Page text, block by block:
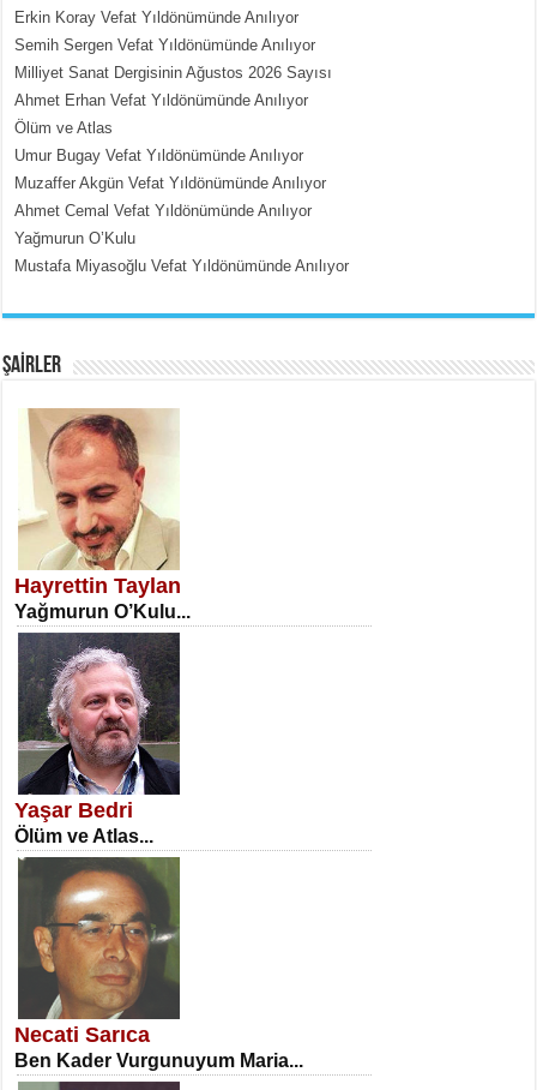
MEHMET ÇOBAN
İçerdeki Put Dışardaki Maskeler...
SATILMIŞ ÜMİT ÇETİNKAYA
Erkenlik...
NECLA DİLEK ARSLAN
Öğretmenler Günü Mahkemesi...
İSA KARATEPE
Ekranlar Arasında Kaybolan İnsan...
Erkin Koray Vefat Yıldönümünde Anılıyor
Semih Sergen Vefat Yıldönümünde Anılıyor
Milliyet Sanat Dergisinin Ağustos 2026 Sayısı
Ahmet Erhan Vefat Yıldönümünde Anılıyor
Ölüm ve Atlas
Umur Bugay Vefat Yıldönümünde Anılıyor
Muzaffer Akgün Vefat Yıldönümünde Anılıyor
Ahmet Cemal Vefat Yıldönümünde Anılıyor
Yağmurun O’Kulu
Mustafa Miyasoğlu Vefat Yıldönümünde Anılıyor
ŞAİRLER
Hayrettin Taylan
Yağmurun O’Kulu...
Yaşar Bedri
Ölüm ve Atlas...
Necati Sarıca
Ben Kader Vurgunuyum Maria...